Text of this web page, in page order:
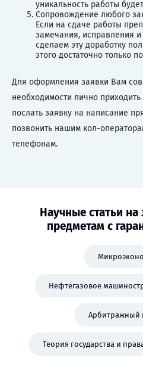
уникальность работы
Сопровождение любого
Если на сдаче работы
замечания, исправления
сделаем эту доработку
этого достаточно только
Для оформления заявки Вам
необходимости лично
послать заявку на написание
позвонить нашим кол-
телефонам.
Научные статьи
предметам с
Нефтегазовое
Арбитражный
Теория государства и